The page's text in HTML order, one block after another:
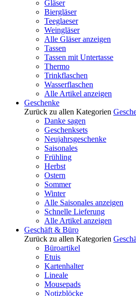
Gläser
Biergläser
Teeglaeser
Weingläser
Alle Gläser anzeigen
Tassen
Tassen mit Untertasse
Thermo
Trinkflaschen
Wasserflaschen
Alle Artikel anzeigen
Geschenke
Zurück zu allen Kategorien
Danke sagen
Geschenksets
Neujahrsgeschenke
Saisonales
Frühling
Herbst
Ostern
Sommer
Winter
Alle Saisonales anzeigen
Schnelle Lieferung
Alle Artikel anzeigen
Geschäft & Büro
Zurück zu allen Kategorien
Büroartikel
Etuis
Kartenhalter
Lineale
Mousepads
Notizblöcke